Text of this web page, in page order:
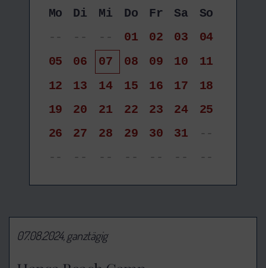
Mo Di Mi Do Fr Sa
So
--
-- -- 01 02 03
04
05
06 07 08 09 10
11
12
13 14 15 16 17
18
19
20 21 22 23 24
25
26
27 28 29 30 31
--
--
-- -- -- -- -- --
07.08.2024, ganztägig